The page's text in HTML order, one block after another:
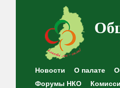
Новости О палате
Форумы НКО